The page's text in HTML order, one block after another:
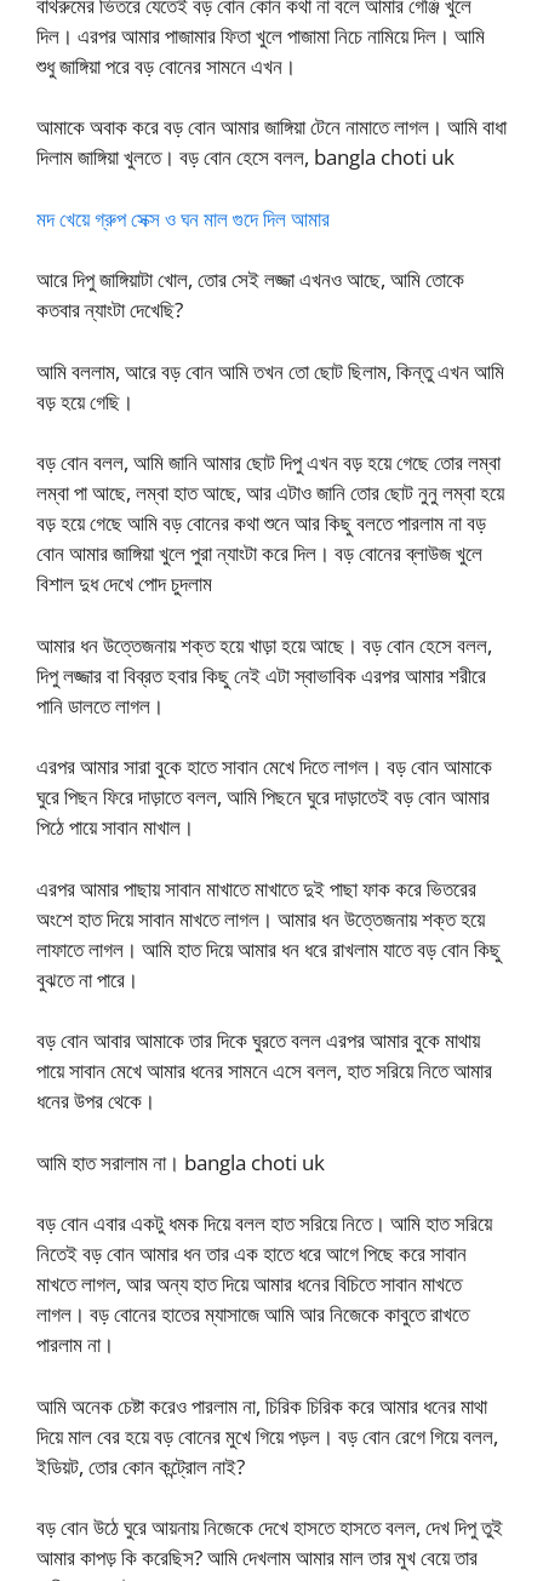
দিল। এরপর আমার পাজামার ফিতা খুলে পাজামা নিচে নামিয়ে দিল। আমি
শুধু জাঙ্গিয়া পরে বড় বোনের সামনে এখন।
আমাকে অবাক করে বড় বোন আমার জাঙ্গিয়া টেনে নামাতে লাগল। আমি বাধা
দিলাম জাঙ্গিয়া খুলতে। বড় বোন হেসে বলল, bangla choti uk
মদ খেয়ে গ্রুপ সেক্স ও ঘন মাল গুদে দিল আমার
আরে দিপু জাঙ্গিয়াটা খোল, তোর সেই লজ্জা এখনও আছে, আমি তোকে
কতবার ন্যাংটা দেখেছি?
আমি বললাম, আরে বড় বোন আমি তখন তো ছোট ছিলাম, কিন্তু এখন আমি
বড় হয়ে গেছি।
বড় বোন বলল, আমি জানি আমার ছোট দিপু এখন বড় হয়ে গেছে তোর লম্বা
লম্বা পা আছে, লম্বা হাত আছে, আর এটাও জানি তোর ছোট নুনু লম্বা হয়ে
বড় হয়ে গেছে আমি বড় বোনের কথা শুনে আর কিছু বলতে পারলাম না বড়
বোন আমার জাঙ্গিয়া খুলে পুরা ন্যাংটা করে দিল। বড় বোনের ব্লাউজ খুলে
বিশাল দুধ দেখে পোদ চুদলাম
আমার ধন উত্তেজনায় শক্ত হয়ে খাড়া হয়ে আছে। বড় বোন হেসে বলল,
দিপু লজ্জার বা বিব্রত হবার কিছু নেই এটা স্বাভাবিক এরপর আমার শরীরে
পানি ডালতে লাগল।
এরপর আমার সারা বুকে হাতে সাবান মেখে দিতে লাগল। বড় বোন আমাকে
ঘুরে পিছন ফিরে দাড়াতে বলল, আমি পিছনে ঘুরে দাড়াতেই বড় বোন আমার
পিঠে পায়ে সাবান মাখাল।
এরপর আমার পাছায় সাবান মাখাতে মাখাতে দুই পাছা ফাক করে ভিতরের
অংশে হাত দিয়ে সাবান মাখতে লাগল। আমার ধন উত্তেজনায় শক্ত হয়ে
লাফাতে লাগল। আমি হাত দিয়ে আমার ধন ধরে রাখলাম যাতে বড় বোন কিছু
বুঝতে না পারে।
বড় বোন আবার আমাকে তার দিকে ঘুরতে বলল এরপর আমার বুকে মাথায়
পায়ে সাবান মেখে আমার ধনের সামনে এসে বলল, হাত সরিয়ে নিতে আমার
ধনের উপর থেকে।
আমি হাত সরালাম না। bangla choti uk
বড় বোন এবার একটু ধমক দিয়ে বলল হাত সরিয়ে নিতে। আমি হাত সরিয়ে
নিতেই বড় বোন আমার ধন তার এক হাতে ধরে আগে পিছে করে সাবান
মাখতে লাগল, আর অন্য হাত দিয়ে আমার ধনের বিচিতে সাবান মাখতে
লাগল। বড় বোনের হাতের ম্যাসাজে আমি আর নিজেকে কাবুতে রাখতে
পারলাম না।
আমি অনেক চেষ্টা করেও পারলাম না, চিরিক চিরিক করে আমার ধনের মাথা
দিয়ে মাল বের হয়ে বড় বোনের মুখে গিয়ে পড়ল। বড় বোন রেগে গিয়ে বলল,
ইডিয়ট, তোর কোন কন্ট্রোল নাই?
বড় বোন উঠে ঘুরে আয়নায় নিজেকে দেখে হাসতে হাসতে বলল, দেখ দিপু তুই
আমার কাপড় কি করেছিস? আমি দেখলাম আমার মাল তার মুখ বেয়ে তার